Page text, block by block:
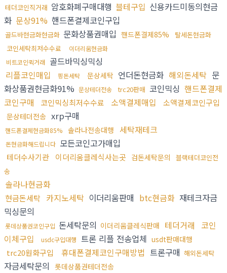
테더코인직거래 암호화폐구매대행 블테구입 신용카드미동의현금
화 문상91% 핸드폰결제코인구입
골드바현금화현금화 문화상품권매입 핸드폰결제85%
탈세돈현금화
코인세탁최저수수료
이더리움현금화
비트코인퀵거래 골드바믹싱믹싱
리플코인매입
핑돈세탁 문상세탁 언더돈현금화 해외돈세탁 문
화상품권현금화91% 문상테더전송 trc20판매 코인믹싱 핸드폰결제
코인구매
코인믹싱최저수수료 소액결제매입 소액결제코인구입
문상테더전송 xrp구매
핸드폰결제현금화85% 솔라나전송대행 세탁재테크
돈현금화해드립니다 모든코인고가매입
테더수사기관 이더리움클레식사는곳 검돈세탁문의
블랙테더코인전
송
솔라나현금화
현금돈세탁 카지노세탁 이더리움판매 btc현금화 재테크자금
믹싱문의
롯데상품권코인구입 돈세탁문의 이더리움클레식판매 테더거래 코인
이체구입
usdc구입대행 트론 리플 전송업체 usdt판매대행
trc20원화구입 휴대폰결제코인구매방법 트론구매 해외돈세탁
자금세탁문의 롯데상품권테더전송